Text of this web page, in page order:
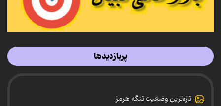
پربازدیدها
تازه‌ترین وضعیت تنگه هرمز